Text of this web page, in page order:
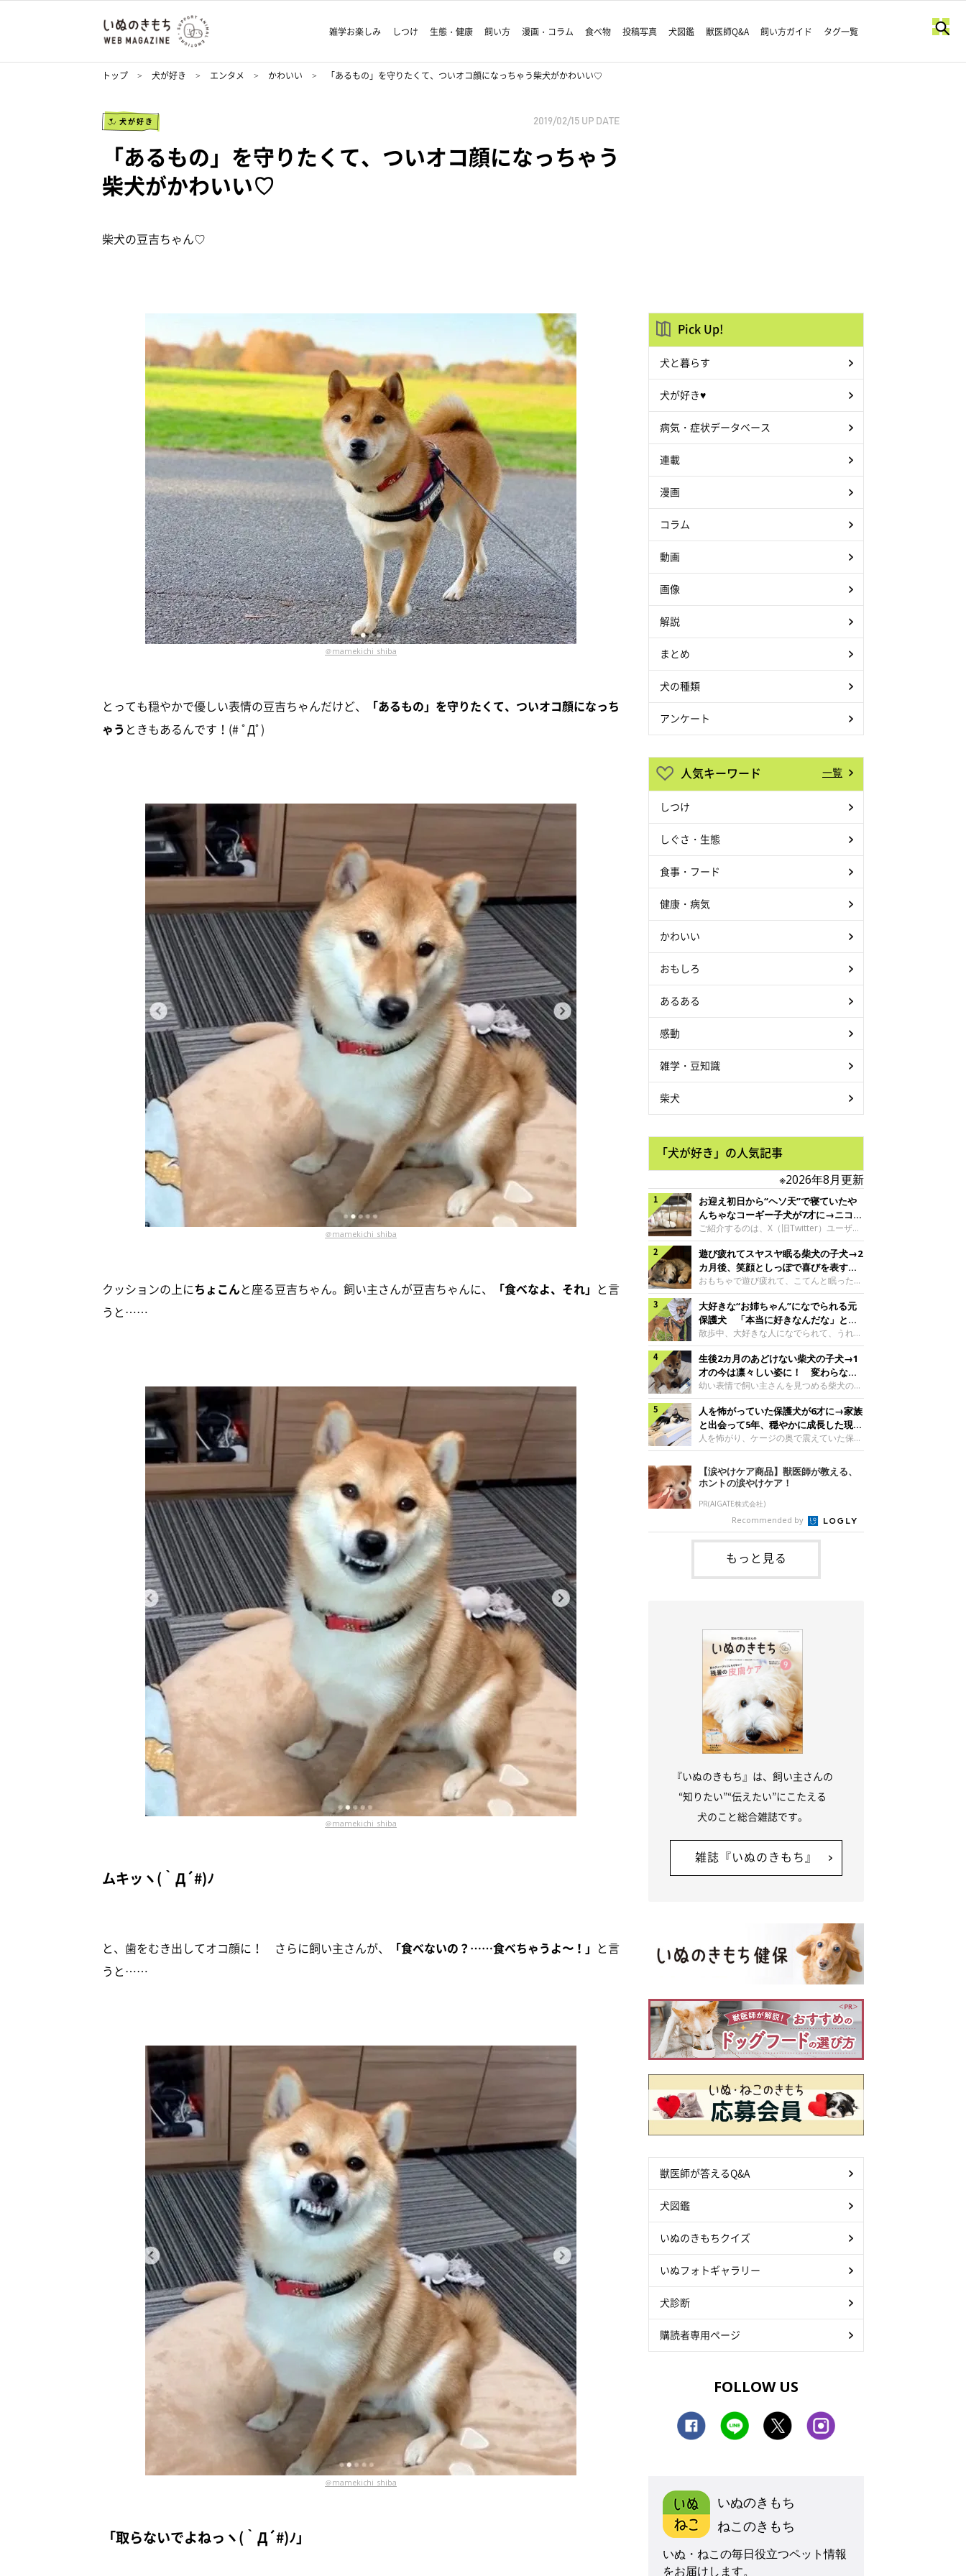
雑学お楽しみ しつけ 生態・健康 飼い方 漫画・コラム 食べ物 投稿写真 犬図鑑 獣医師Q&A 飼い方ガイド タグ一覧
トップ 犬が好き エンタメ かわいい 「あるもの」を守りたくて、ついオコ顔になっちゃう柴犬がかわいい♡
犬が好き 2019/02/15 UP DATE
「あるもの」を守りたくて、ついオコ顔になっちゃう
柴犬がかわいい♡
柴犬の豆吉ちゃん♡
＠mamekichi_shiba
とっても穏やかで優しい表情の豆吉ちゃんだけど、
「あるもの」を守りたくて、ついオコ顔になっち
ゃう ときもあるんです！(# ﾟДﾟ)
＠mamekichi_shiba
クッションの上にちょこんと座る豆吉ちゃん。飼い主さんが豆吉ちゃんに、 「食べなよ、それ」 と言
うと……
＠mamekichi_shiba
ムキッヽ(｀Д´#)ﾉ
と、歯をむき出してオコ顔に！ さらに飼い主さんが、 「食べないの？……食べちゃうよ〜！」 と言
うと……
＠mamekichi_shiba
「取らないでよねっヽ(｀Д´#)ﾉ」
Pick Up!
犬と暮らす
犬が好き♥
病気・症状データベース
連載
漫画
コラム
動画
画像
解説
まとめ
犬の種類
アンケート
人気キーワード 一覧
しつけ
しぐさ・生態
食事・フード
健康・病気
かわいい
おもしろ
あるある
感動
雑学・豆知識
柴犬
「犬が好き」の人気記事
※2026年8月更新
お迎え初日から“ヘソ天”で寝ていたや
んちゃなコーギー子犬が7才に→ニコニ
コ“コーギースマイル”が魅力のコに成
長！
ご紹介するのは、X（旧Twitter）ユーザー
＠Kus1oKg2vsgdWS2さんの愛犬でウェル
シュ・コーギー・ペンブロークの神楽ちゃ
ん。今年の8月で7才になるという神楽ちゃ
んですが、いったいどんな子犬時代を過ご
したのでしょうか。今回は、神楽ちゃんの
成長を飼い主さんと振り返ります！神楽ち
ゃんの成長について聞いた！お迎えから数
日後の神楽ちゃん（撮影時生後2カ月）＠
Kus1oKg2vsgdWS2――お迎え当初の神楽
ちゃんの様子について教えてください。飼
い主さん： 「お迎え当日から“ヘソ天”で寝
るようなコでし
遊び疲れてスヤスヤ眠る柴犬の子犬→2
カ月後、笑顔としっぽで喜びを表すコ
に成長！
おもちゃで遊び疲れて、こてんと眠った子
犬。あれから2カ月、表情や行動にさまざ
まな変化が見られるようになりました。遊
び疲れて眠る生後2カ月のなっちゃん遊び
疲れた様子のなっちゃん。@Pkndg_紹介
するのは、X（旧Twitter）ユーザー
@Pkndg_さんの愛犬・なっちゃん（取材
時、生後4カ月／柴犬）。こちらの写真
は、なっちゃんが生後2カ月のころに撮影
された一枚です。この日、なっちゃんは家
族と一緒におもちゃで遊んでいました。た
くさん遊んで疲れたのか、その後は眠り始
めたそうです。眠るなっちゃん。
@Pkndg_
大好きな“お姉ちゃん”になでられる元
保護犬 「本当に好きなんだな」と感
じる表情にほっこり
散歩中、大好きな人になでられて、うれし
そうな表情を見せる元保護犬。甘えるよう
な姿に、見ているこちらまでほっこりしま
す。大好きな“お姉ちゃん”に甘える小次郎
くん妹さんになでてもらい、うれしそうな
表情を見せる小次郎くん（2026年6月撮
影）。@mika_Jimmy紹介するのは、X（旧
Twitter）ユーザー@mika_Jimmyさんの愛
犬・小次郎くん（撮影時5才）。こちら
は、飼い主さんの妹さんと一緒に散歩をし
日、飼い主さんは実家から自宅へ帰る途
中、妹さんと公園で待ち合わせ
生後2カ月のあどけない柴犬の子犬→1
才の今は凛々しい姿に！ 変わらない
「くりくりおめめ」にもほっこり
幼い表情で飼い主さんを見つめる柴犬の子
犬。1才を迎えた現在はすっかり成犬らし
くなりましたが、子犬のころから変わらな
いところもあるそうです。家族に迎えたば
かりの小さな慎之介くん生後2カ月の慎之
介くん。@BLACKpurupuru紹介するの
は、X（旧Twitter）ユーザー
@BLACKpurupuruさんの愛犬・慎之介く
ん（取材時1才／柴犬）です。こちらは、
慎之介くんが生後2カ月のころ、家族に迎
えて約2週間後に撮影された一枚。小さな
体とあどけない表情が印象的です。飼い主
さんの夫に抱っこされる慎之介くん。@B
人を怖がっていた保護犬が6才に→家族
と出会って5年、穏やかに成長した現在
の姿にグッとくる
人を怖がり、ケージの奥で震えていた保護
犬。家族と出会って5年、今では笑顔を見
せ、飼い主さんの娘さんにも少しずつ心を
開くようになりました。（写真左から）先
住犬・ライナちゃん、レオナちゃん。
@lina_and_leona紹介するのは、
Instagramユーザー@lina_and_leonaさん
の愛犬・レオナちゃん（取材時6才／柴犬
／写真右）です。穏やかで優しい表情を見
せる今の姿からは想像できませんが、レオ
ナちゃんには悲しい過去があるといいま
す。人が怖くてケージの中で震えていた家
【涙やけケア商品】獣医師が教える、
ホントの涙やけケア！
PR(AIGATE株式会社)
Recommended by
もっと見る
『いぬのきもち』は、飼い主さんの
“知りたい”“伝えたい”にこたえる
犬のこと総合雑誌です。
雑誌『いぬのきもち』
獣医師が答えるQ&A
犬図鑑
いぬのきもちクイズ
いぬフォトギャラリー
犬診断
購読者専用ページ
FOLLOW US
いぬのきもち
ねこのきもち
いぬ・ねこの毎日役立つペット情報
をお届けします。